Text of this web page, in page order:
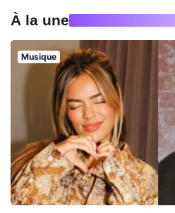
À la une
Musique